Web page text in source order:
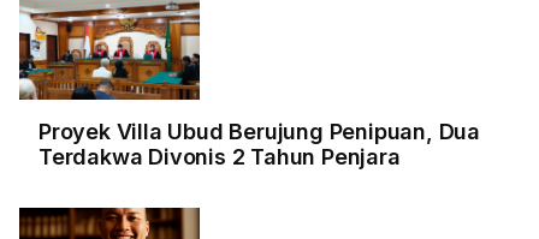
Proyek Villa Ubud Berujung Penipuan, Dua
Terdakwa Divonis 2 Tahun Penjara